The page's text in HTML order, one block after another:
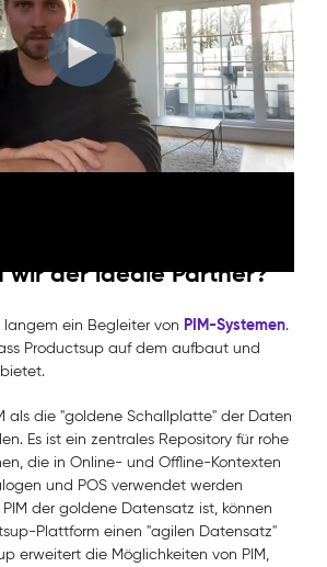
fand im Rahmen der jährlichen Pimcore
auf der neue Produktfunktionen,
Auszeichnungen bekannt gegeben
Video, das Johannis Hatt, unser CEO,
wir der ideale Partner?
langem ein Begleiter von PIM-Systemen.
Productsup auf dem aufbaut und
als die "goldene Schallplatte" der Daten
Es ist ein zentrales Repository für rohe
die in Online- und Offline-Kontexten
und POS verwendet werden
der goldene Datensatz ist, können
Plattform einen "agilen Datensatz"
erweitert die Möglichkeiten von PIM,